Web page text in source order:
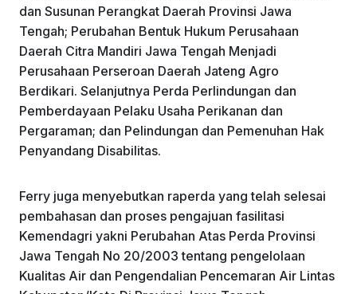
dan Susunan Perangkat Daerah Provinsi Jawa
Tengah; Perubahan Bentuk Hukum Perusahaan
Daerah Citra Mandiri Jawa Tengah Menjadi
Perusahaan Perseroan Daerah Jateng Agro
Berdikari. Selanjutnya Perda Perlindungan dan
Pemberdayaan Pelaku Usaha Perikanan dan
Pergaraman; dan Pelindungan dan Pemenuhan Hak
Penyandang Disabilitas.
Ferry juga menyebutkan raperda yang telah selesai
pembahasan dan proses pengajuan fasilitasi
Kemendagri yakni Perubahan Atas Perda Provinsi
Jawa Tengah No 20/2003 tentang pengelolaan
Kualitas Air dan Pengendalian Pencemaran Air Lintas